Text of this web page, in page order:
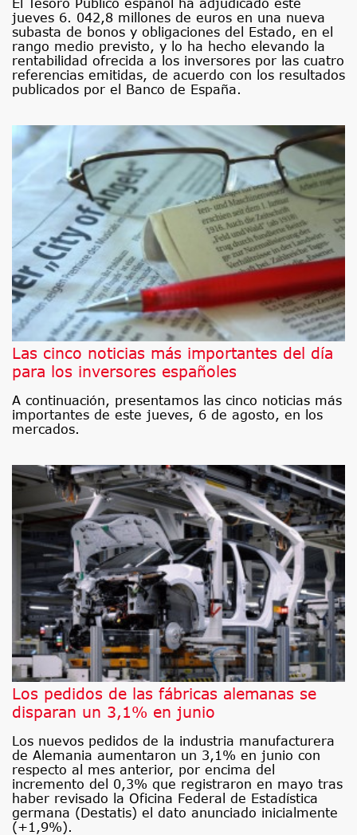
El Tesoro Público español ha adjudicado este
jueves 6. 042,8 millones de euros en una nueva
subasta de bonos y obligaciones del Estado, en el
rango medio previsto, y lo ha hecho elevando la
rentabilidad ofrecida a los inversores por las cuatro
referencias emitidas, de acuerdo con los resultados
publicados por el Banco de España.
Las cinco noticias más importantes del día
para los inversores españoles
A continuación, presentamos las cinco noticias más
importantes de este jueves, 6 de agosto, en los
mercados.
Los pedidos de las fábricas alemanas se
disparan un 3,1% en junio
Los nuevos pedidos de la industria manufacturera
de Alemania aumentaron un 3,1% en junio con
respecto al mes anterior, por encima del
incremento del 0,3% que registraron en mayo tras
haber revisado la Oficina Federal de Estadística
germana (Destatis) el dato anunciado inicialmente
(+1,9%).